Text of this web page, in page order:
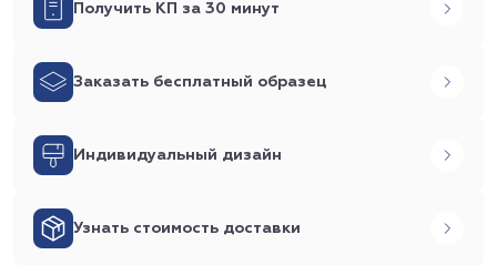
Получить КП за 30 минут
Заказать бесплатный образец
Индивидуальный дизайн
Узнать стоимость доставки